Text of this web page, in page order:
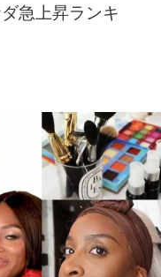
急上昇ランキ